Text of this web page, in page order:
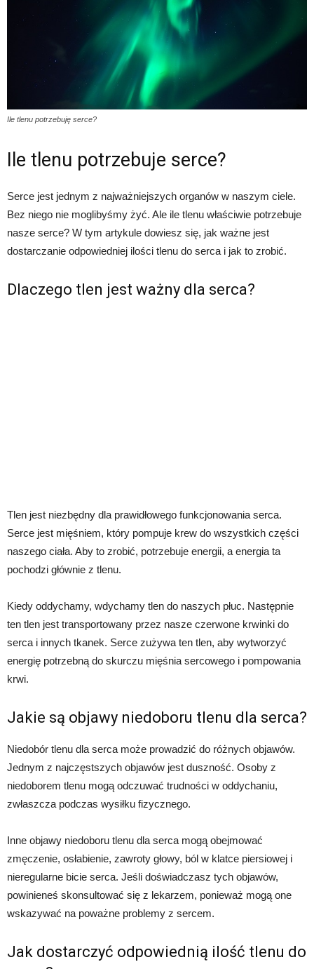
Ile tlenu potrzebuję serce?
Ile tlenu potrzebuje serce?
Serce jest jednym z najważniejszych organów w naszym ciele.
Bez niego nie moglibyśmy żyć. Ale ile tlenu właściwie potrzebuje
nasze serce? W tym artykule dowiesz się, jak ważne jest
dostarczanie odpowiedniej ilości tlenu do serca i jak to zrobić.
Dlaczego tlen jest ważny dla serca?
Tlen jest niezbędny dla prawidłowego funkcjonowania serca.
Serce jest mięśniem, który pompuje krew do wszystkich części
naszego ciała. Aby to zrobić, potrzebuje energii, a energia ta
pochodzi głównie z tlenu.
Kiedy oddychamy, wdychamy tlen do naszych płuc. Następnie
ten tlen jest transportowany przez nasze czerwone krwinki do
serca i innych tkanek. Serce zużywa ten tlen, aby wytworzyć
energię potrzebną do skurczu mięśnia sercowego i pompowania
krwi.
Jakie są objawy niedoboru tlenu dla serca?
Niedobór tlenu dla serca może prowadzić do różnych objawów.
Jednym z najczęstszych objawów jest duszność. Osoby z
niedoborem tlenu mogą odczuwać trudności w oddychaniu,
zwłaszcza podczas wysiłku fizycznego.
Inne objawy niedoboru tlenu dla serca mogą obejmować
zmęczenie, osłabienie, zawroty głowy, ból w klatce piersiowej i
nieregularne bicie serca. Jeśli doświadczasz tych objawów,
powinieneś skonsultować się z lekarzem, ponieważ mogą one
wskazywać na poważne problemy z sercem.
Jak dostarczyć odpowiednią ilość tlenu do